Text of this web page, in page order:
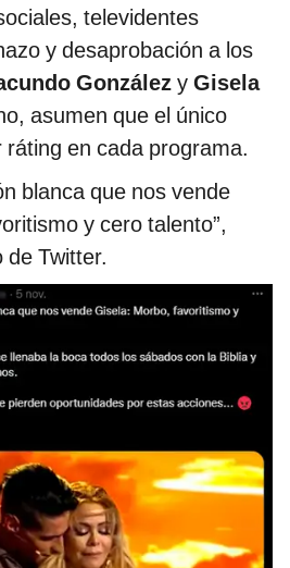
televidentes
y desaprobación a los
González y Gisela
asumen que el único
en cada programa.
blanca que nos vende
y cero talento”,
Twitter.